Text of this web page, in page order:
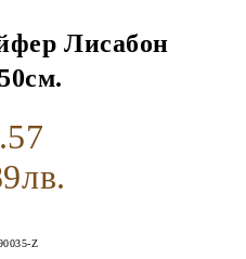
Лисабон
Z